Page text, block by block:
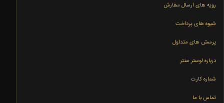
رویه های ارسال سفارش
شیوه های پرداخت
پرسش های متداول
درباره لوستر سنتر
شماره کارت
تماس با ما